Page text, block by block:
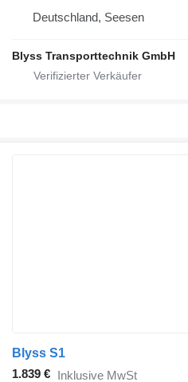
Deutschland, Seesen
Blyss Transporttechnik GmbH
Blyss S1
1.839 € Inklusive MwSt